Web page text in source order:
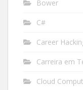
Bower
C#
Career
Carreira em
Cloud